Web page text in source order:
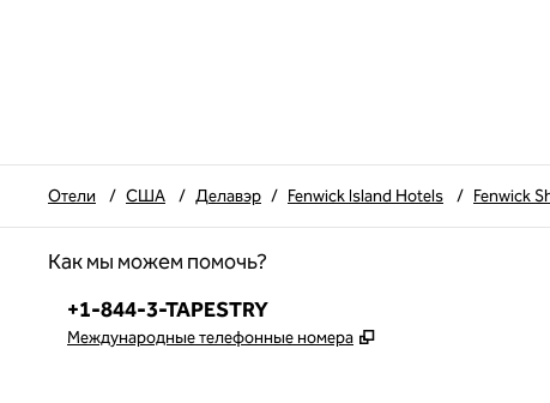
Отели / США / Делавэр / Fenwick Island Hotels / Fenwick
Как мы можем помочь?
Телефон:
+1-844-3-TAPESTRY
Международные телефонные номера ,